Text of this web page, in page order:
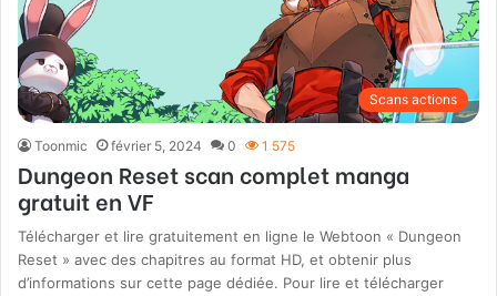
Scans actions
Toonmic février 5, 2024 0 1 575
Dungeon Reset scan complet manga
gratuit en VF
Télécharger et lire gratuitement en ligne le Webtoon « Dungeon
Reset » avec des chapitres au format HD, et obtenir plus
d’informations sur cette page dédiée. Pour lire et télécharger